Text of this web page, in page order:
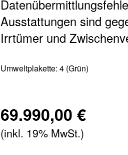
Ausstattungen sind
Irrtümer und
Umweltplakette: 4 (Grün)
69.990,00 €
(inkl. 19% MwSt.)